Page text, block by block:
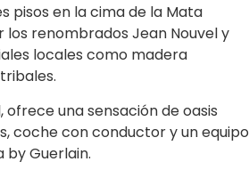
pisos en la cima de la Mata
renombrados Jean Nouvel y
locales como madera
una sensación de oasis
coche con conductor y un equipo
by Guerlain.